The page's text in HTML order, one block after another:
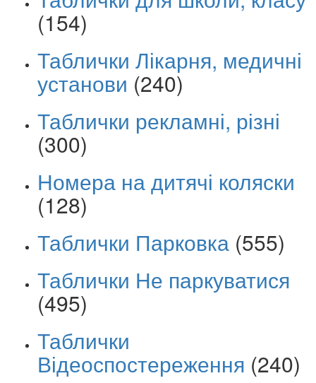
(154)
Таблички Лікарня, медичні
установи (240)
Таблички рекламні, різні
(300)
Номера на дитячі коляски
(128)
Таблички Парковка (555)
Таблички Не паркуватися
(495)
Таблички
Відеоспостереження (240)